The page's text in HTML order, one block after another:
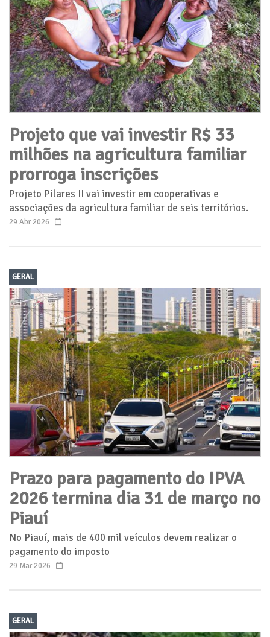
Projeto que vai investir R$ 33
milhões na agricultura familiar
prorroga inscrições
Projeto Pilares II vai investir em cooperativas e
associações da agricultura familiar de seis territórios.
29 Abr 2026
GERAL
Prazo para pagamento do IPVA
2026 termina dia 31 de março no
Piauí
No Piauí, mais de 400 mil veículos devem realizar o
pagamento do imposto
29 Mar 2026
GERAL